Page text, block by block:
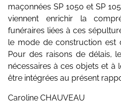
maçonnées SP 1050 et SP
viennent enrichir la
funéraires liées à ces
le mode de construction est
Pour des raisons de délais,
nécessaires à ces objets et à
être intégrées au présent
Caroline CHAUVEAU